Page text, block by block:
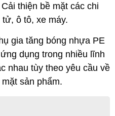
Cải thiện bề mặt các chi
ô tô, xe máy.
gia tăng bóng nhựa PE
dụng trong nhiều lĩnh
nhau tùy theo yêu cầu về
sản phẩm.